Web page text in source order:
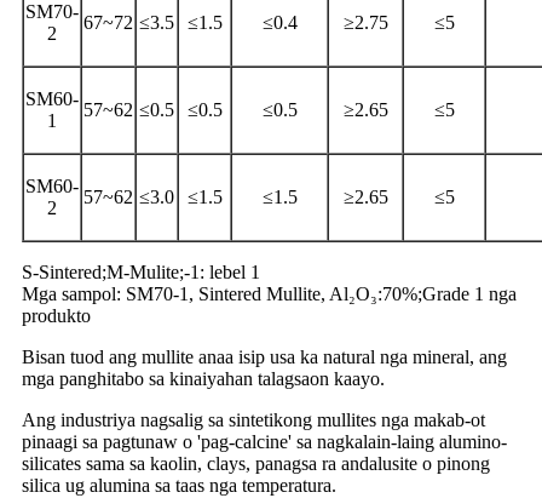
SM70-
2
67~72 ≤3.5 ≤1.5 ≤0.4 ≥2.75 ≤5
SM60-
1
57~62 ≤0.5 ≤0.5 ≤0.5 ≥2.65 ≤5
SM60-
2
57~62 ≤3.0 ≤1.5 ≤1.5 ≥2.65 ≤5
S-Sintered;M-Mulite;-1: lebel 1
Mga sampol: SM70-1, Sintered Mullite, Al₂O₃:70%;Grade 1 nga
produkto
Bisan tuod ang mullite anaa isip usa ka natural nga mineral, ang
mga panghitabo sa kinaiyahan talagsaon kaayo.
Ang industriya nagsalig sa sintetikong mullites nga makab-ot
pinaagi sa pagtunaw o 'pag-calcine' sa nagkalain-laing alumino-
silicates sama sa kaolin, clays, panagsa ra andalusite o pinong
silica ug alumina sa taas nga temperatura.